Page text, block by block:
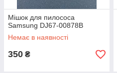
Мішок для пилососа
Samsung DJ67-00878B
Немає в наявності
350 ₴